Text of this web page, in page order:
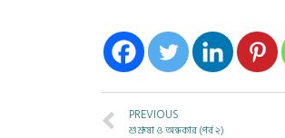
PREVIOUS
শুশ্রূষা ও অন্ধকার (পর্ব ২)